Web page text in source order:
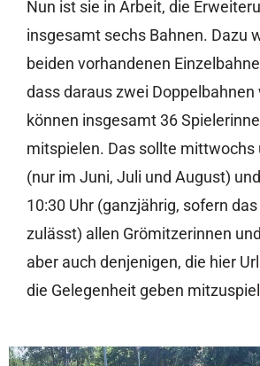
Nun ist sie in Arbeit, die
insgesamt sechs Bahnen. Dazu
beiden vorhandenen
dass daraus zwei Doppelbahnen
können insgesamt 36
mitspielen. Das sollte mittwochs
(nur im Juni, Juli und August)
10:30 Uhr (ganzjährig, sofern
zulässt) allen Grömitzerinnen
aber auch denjenigen, die hier
die Gelegenheit geben